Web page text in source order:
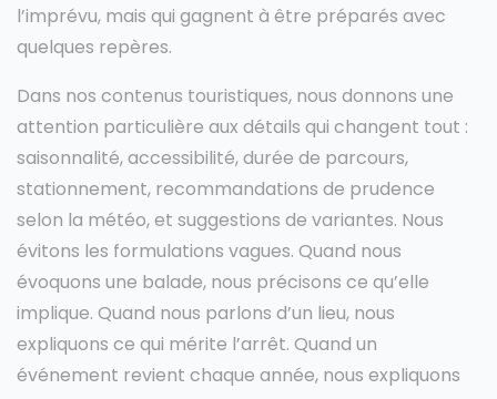
l’imprévu, mais qui gagnent à être préparés avec
quelques repères.
Dans nos contenus touristiques, nous donnons une
attention particulière aux détails qui changent tout :
saisonnalité, accessibilité, durée de parcours,
stationnement, recommandations de prudence
selon la météo, et suggestions de variantes. Nous
évitons les formulations vagues. Quand nous
évoquons une balade, nous précisons ce qu’elle
implique. Quand nous parlons d’un lieu, nous
expliquons ce qui mérite l’arrêt. Quand un
événement revient chaque année, nous expliquons